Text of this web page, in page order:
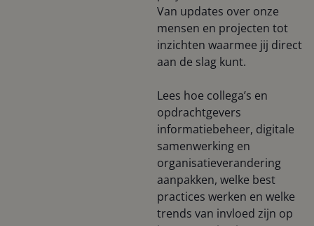
Van updates over onze
mensen en projecten tot
inzichten waarmee jij direct
aan de slag kunt.
Lees hoe collega’s en
opdrachtgevers
informatiebeheer, digitale
samenwerking en
organisatieverandering
aanpakken, welke best
practices werken en welke
trends van invloed zijn op